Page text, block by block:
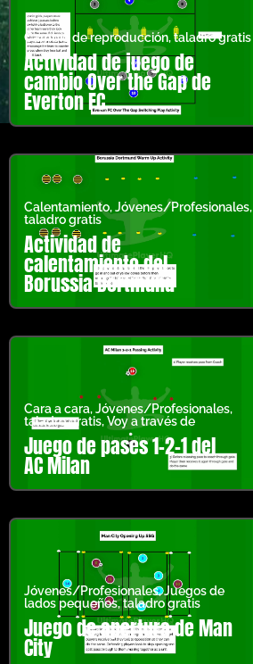
Cambio de reproducción,taladro gratis
Actividad de juego de
cambio Over the Gap de
Everton FC
Calentamiento,Jóvenes/Profesionales,
taladro gratis
Actividad de
calentamiento del
Borussia Dortmund
Cara a cara,Jóvenes/Profesionales,
taladro gratis,Voy a través de
Juego de pases 1-2-1 del
AC Milan
Jóvenes/Profesionales,Juegos de
lados pequeños,taladro gratis
Juego de apertura de Man
City